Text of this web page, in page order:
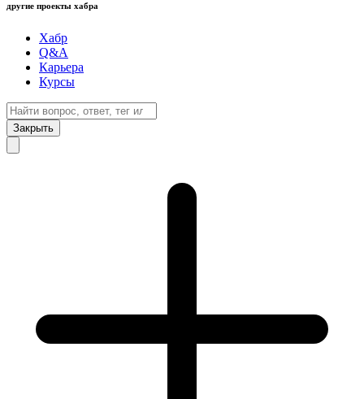
другие проекты хабра
Хабр
Q&A
Карьера
Курсы
Закрыть